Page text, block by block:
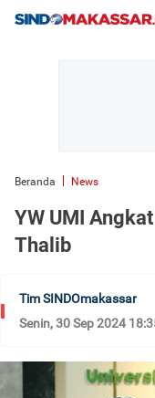
Beranda News
YW UMI
Thalib
Tim SINDOmakassar
Senin, 30 Sep 2024